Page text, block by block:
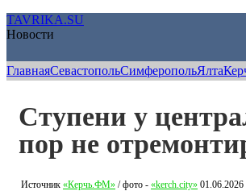
TAVRIKA.SU
Новости
ГлавнаяСевастопольСимферопольЯлта
Ступени у
пор не
Источник «Керчь.ФМ» / фото - «kerch.city» 01.06.2026